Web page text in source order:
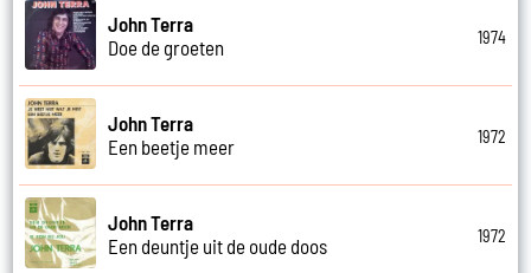
John Terra
Doe de groeten
1974
John Terra
Een beetje meer
1972
John Terra
Een deuntje uit de oude doos
1972